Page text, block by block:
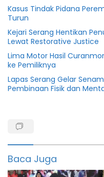
Kasus Tindak Pidana
Turun
Kejari Serang Hentikan
Lewat Restorative Justice
Lima Motor Hasil
ke Pemiliknya
Lapas Serang Gelar
Pembinaan Fisik dan
Tanjakan
Baca Juga